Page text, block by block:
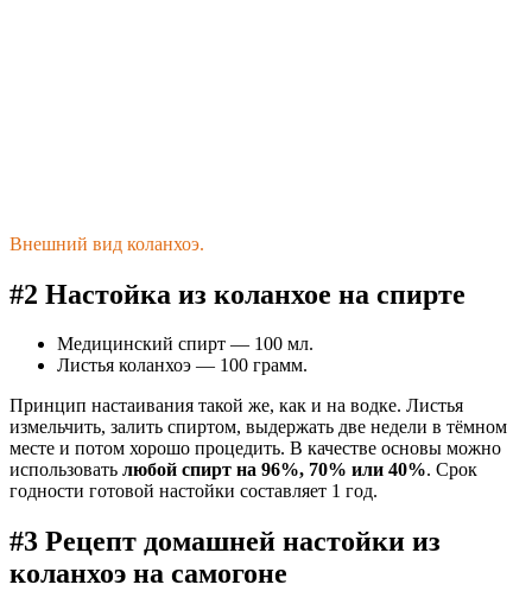
Внешний вид коланхоэ.
#2 Настойка из коланхое на спирте
Медицинский спирт — 100 мл.
Листья коланхоэ — 100 грамм.
Принцип настаивания такой же, как и на водке. Листья
измельчить, залить спиртом, выдержать две недели в тёмном
месте и потом хорошо процедить. В качестве основы можно
использовать любой спирт на 96%, 70% или 40%. Срок
годности готовой настойки составляет 1 год.
#3 Рецепт домашней настойки из
коланхоэ на самогоне